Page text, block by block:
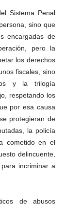
Sistema Penal
sino que
encargadas de
pero la
los derechos
fiscales, sino
y la trilogía
respetando los
por esa causa
protegieran de
la policía
cometido en el
delincuente,
incriminar a
de abusos